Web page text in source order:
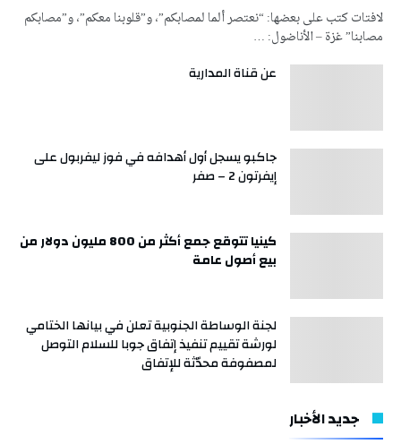
لافتات كتب على بعضها: “نعتصر ألما لمصابكم”، و”قلوبنا معكم”، و”مصابكم
مصابنا” غزة – الأناضول: …
عن قناة المدارية
جاكبو يسجل أول أهدافه في فوز ليفربول على
إيفرتون 2 – صفر
كينيا تتوقع جمع أكثر من 800 مليون دولار من
بيع أصول عامة
لجنة الوساطة الجنوبية تعلن في بيانها الختامي
لورشة تقييم تنفيذ إتفاق جوبا للسلام التوصل
لمصفوفة محدّثة للإتفاق
جديد الأخبار